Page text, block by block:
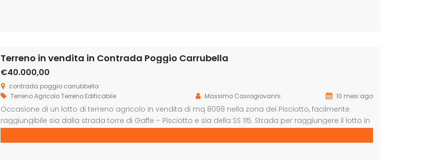
Terreno in vendita in Contrada Poggio Carrubella
€40.000,00
contrada poggio carrubbella
Terreno AgricoloTerreno Edificabile Massimo Casrogiovanni 10 mesi ago
Occasione di un lotto di terreno agricolo in vendita di mq 8098 nella zona del Pisciotto, facilmente
raggiungibile sia dalla strada torre di Gaffe – Pisciotto e sia della SS 115. Strada per raggiungere il lotto in
di circa […]